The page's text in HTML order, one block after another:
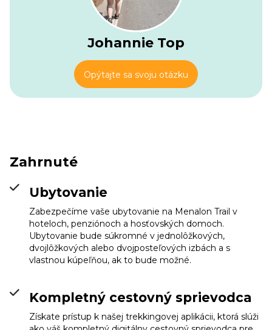
Pension Guesthouse
Teloni (Vytina) Info
Johannie Top
Opýtajte sa svoju otázku
Zahrnuté
Ubytovanie
Zabezpečíme vaše ubytovanie na Menalon Trail v
hoteloch, penziónoch a hosťovských domoch.
Ubytovanie bude súkromné v jednolôžkových,
dvojlôžkových alebo dvojposteľových izbách a s
vlastnou kúpeľňou, ak to bude možné.
Kompletný cestovný sprievodca
Získate prístup k našej trekkingovej aplikácii, ktorá slúži